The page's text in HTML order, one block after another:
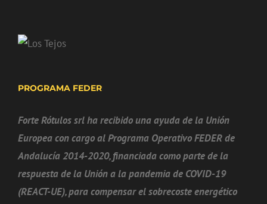
PROGRAMA FEDER
Forte Rótulos srl ha recibido una ayuda de la Unión
Europea con cargo al Programa Operativo FEDER de
Andalucía 2014-2020, financiada como parte de la
respuesta de la Unión a la pandemia de COVID-19
(REACT-UE), para compensar el sobrecoste energético